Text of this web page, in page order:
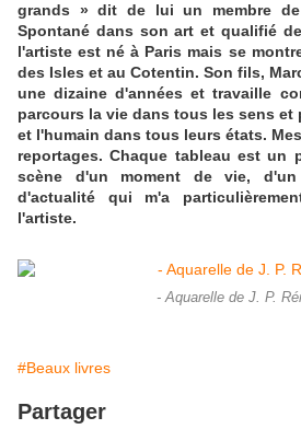
grands » dit de lui un membre de
Spontané dans son art et qualifié
l'artiste est né à Paris mais se
des Isles et au Cotentin. Son fils,
une dizaine d'années et travaille
parcours la vie dans tous les sens et
et l'humain dans tous leurs états.
reportages. Chaque tableau est un
scène d'un moment de vie,
d'actualité qui m'a
l'artiste.
- Aquarelle de J. P.
#Beaux livres
Partager